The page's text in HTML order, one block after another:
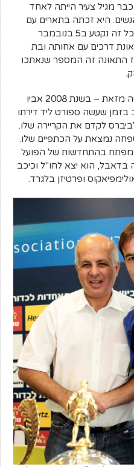
מגיל צעיר הייתה לאחד
היא זכתה בתארים עם
מכבי רעננה ואליצור רמלה, אבל כל זה נקטע ב5 בנובמבר
22, נהרגה בתאונת דרכים עם אחותה ובת
שלה היה 6, ומאז התאונה זה המספר שנאתכו
הטרגדיה השנייה הייתה אפילו קשה מזאת – בשנת 2008 אביו
שעשה ספורט ליד דירתו
לקדם את הקריירה שלו.
נמצאת על הכתפיים שלו.
בהתחדשות של הפועל
בדאבל, הוא יצא לחו"ל וכיכב
ופרטיזן בלגרד.